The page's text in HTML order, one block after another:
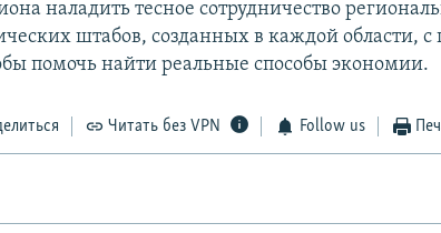
наладить тесное сотрудничество
штабов, созданных в каждой области,
помочь найти реальные способы экономии.
Читать без VPN Follow us